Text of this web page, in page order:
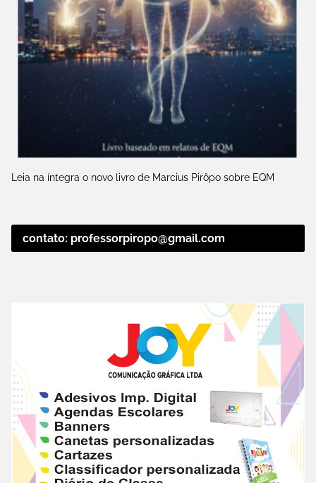
Leia na íntegra o novo livro de Marcius Pirôpo sobre EQM
contato: professorpiropo@gmail.com